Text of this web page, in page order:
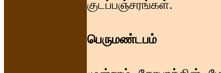
குடப்பஞ்சரங்கள்.
பெருமண்டபம்